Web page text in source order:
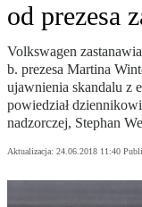
od prezesa
Volkswagen
b. prezesa Martina
ujawnienia skandalu z
powiedział
nadzorczej, Stephan
Aktualizacja: 24.06.2018 11:40